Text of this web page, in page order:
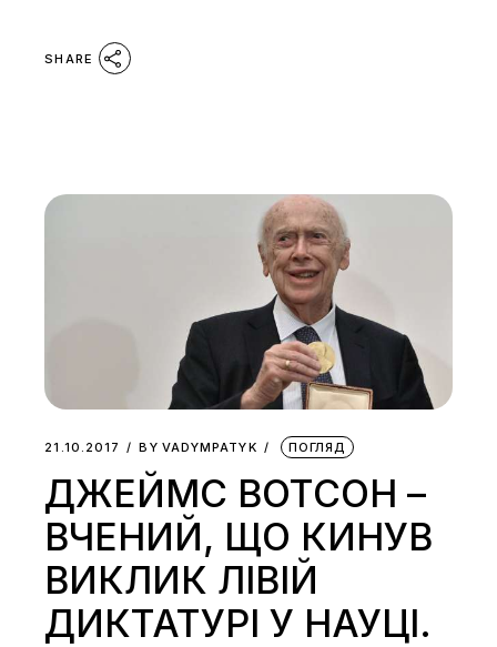
SHARE
21.10.2017 BY VADYMPATYK ПОГЛЯД
ДЖЕЙМС ВОТСОН –
ВЧЕНИЙ, ЩО КИНУВ
ВИКЛИК ЛІВІЙ
ДИКТАТУРІ У НАУЦІ.